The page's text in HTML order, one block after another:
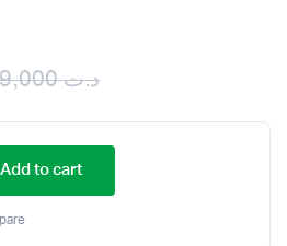
د.ت99,000
Original
Current
Add to cart